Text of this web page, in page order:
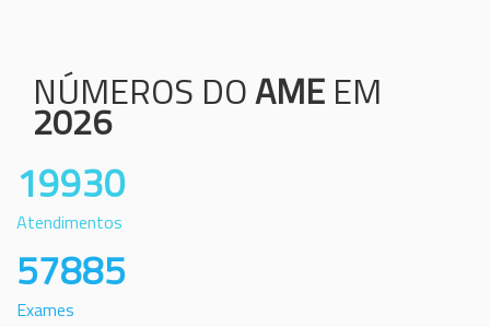
NÚMEROS DOAME EM
2026
19930
Atendimentos
57885
Exames